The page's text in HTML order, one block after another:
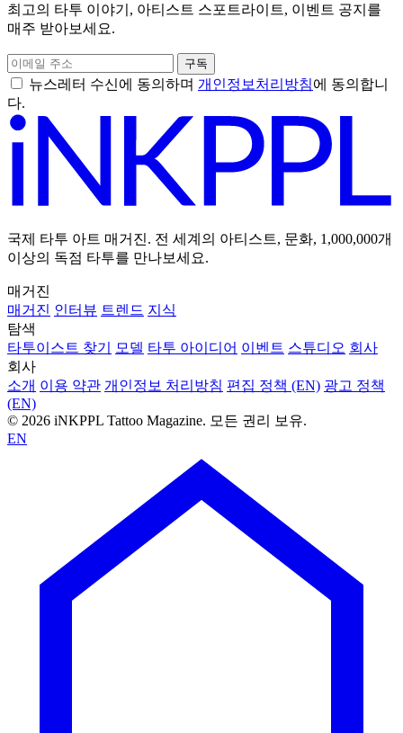
최고의 타투 이야기, 아티스트 스포트라이트, 이벤트 공지를
매주 받아보세요.
구독
뉴스레터 수신에 동의하며 개인정보처리방침에 동의합니
다.
국제 타투 아트 매거진. 전 세계의 아티스트, 문화, 1,000,000개
이상의 독점 타투를 만나보세요.
매거진
매거진 인터뷰 트렌드 지식
탐색
타투이스트 찾기
모델 타투 아이디어 이벤트 스튜디오 회사
회사
소개 이용 약관 개인정보 처리방침 편집 정책 (EN) 광고 정책
(EN)
© 2026 iNKPPL Tattoo Magazine. 모든 권리 보유.
EN